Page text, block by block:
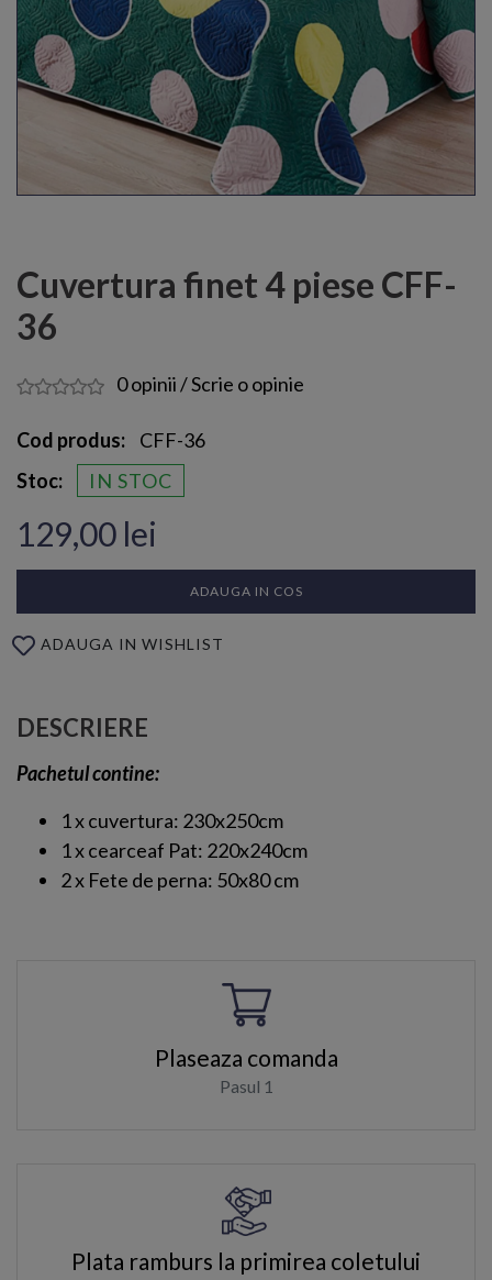
Cuvertura finet 4 piese CFF-
36
0 opinii/Scrie o opinie
Cod produs:
CFF-36
Stoc:
IN STOC
129,00 lei
ADAUGA IN COS
ADAUGA IN WISHLIST
DESCRIERE
Pachetul contine:
1 x cuvertura: 230x250cm
1 x cearceaf Pat: 220x240cm
2 x Fete de perna: 50x80 cm
Plaseaza comanda
Pasul 1
Plata ramburs la primirea coletului